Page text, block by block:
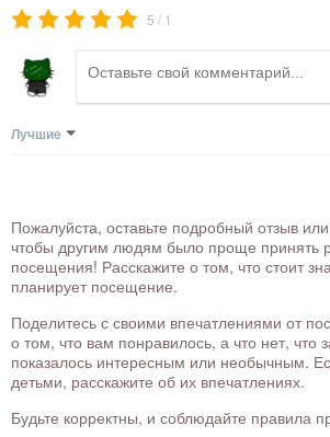
5 / 1
Лучшие
Пожалуйста, оставьте подробный отзыв
чтобы другим людям было проще принять
посещения! Расскажите о том, что стоит
планирует посещение.
Поделитесь с своими впечатлениями от
о том, что вам понравилось, а что нет, что
показалось интересным или необычным.
детьми, расскажите об их впечатлениях.
Будьте корректны, и соблюдайте правила